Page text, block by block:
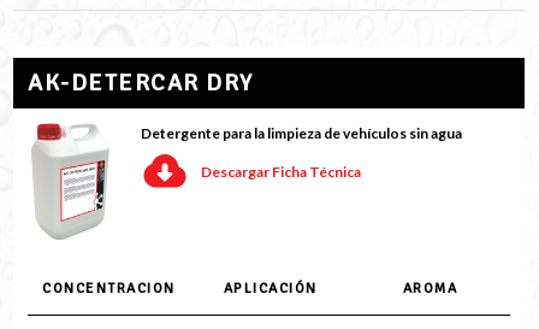
AK-DETERCAR DRY
Detergente para la limpieza de vehículos sin agua
Descargar Ficha Técnica
CONCENTRACION APLICACIÓN AROMA